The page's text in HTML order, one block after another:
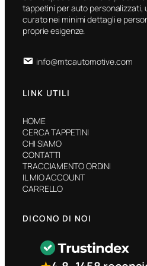
tappetini per auto personalizzati,
curato nei minimi dettagli e
proprie esigenze.
info@mtcautomotive.com
LINK UTILI
HOME
CERCA TAPPETINI
CHI SIAMO
CONTATTI
TRACCIAMENTO ORDINI
IL MIO ACCOUNT
CARRELLO
DICONO DI NOI